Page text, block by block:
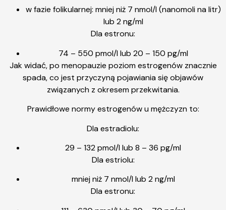
w fazie folikularnej: mniej niż 7 nmol/l (nanomoli na litr)
lub 2 ng/ml
Dla estronu:
74 – 550 pmol/l lub 20 – 150 pg/ml
Jak widać, po menopauzie poziom estrogenów znacznie
spada, co jest przyczyną pojawiania się objawów
związanych z okresem przekwitania.
Prawidłowe normy estrogenów u mężczyzn to:
Dla estradiolu:
29 – 132 pmol/l lub 8 – 36 pg/ml
Dla estriolu:
mniej niż 7 nmol/l lub 2 ng/ml
Dla estronu: